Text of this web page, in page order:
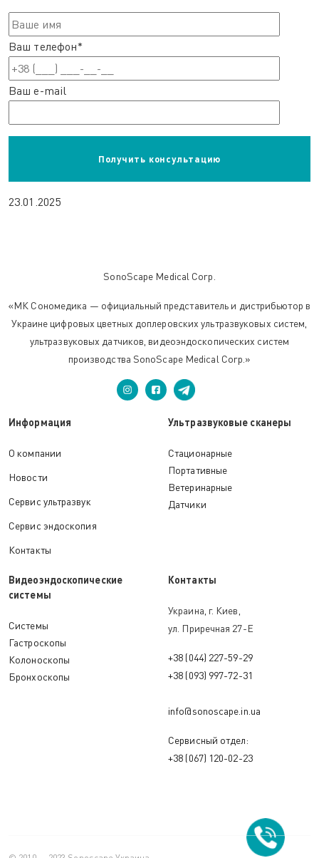
Ваш телефон*
Ваш e-mail
23.01.2025
SonoScape Medical Corp.
«МК Сономедика — официальный представитель и дистрибьютор в
Украине цифровых цветных доплеровских ультразвуковых систем,
ультразвуковых датчиков, видеоэндоскопических систем
производства SonoScape Medical Corp.»
Информация
О компании
Новости
Сервис ультразвук
Сервис эндоскопия
Контакты
Ультразвуковые сканеры
Стационарные
Портативные
Ветеринарные
Датчики
Видеоэндоскопические
системы
Системы
Гастроскопы
Колоноскопы
Бронхоскопы
Контакты
Украина, г. Киев,
ул. Приречная 27-Е
+38 (044) 227-59-29
+38 (093) 997-72-31
info@sonoscape.in.ua
Сервисный отдел:
+38 (067) 120-02-23